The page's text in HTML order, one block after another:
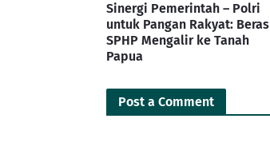
Sinergi Pemerintah – Polri
untuk Pangan Rakyat: Beras
SPHP Mengalir ke Tanah
Papua
Post a Comment